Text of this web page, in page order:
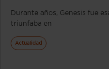
Durante años, Genesis fue
triunfaba en
Actualidad